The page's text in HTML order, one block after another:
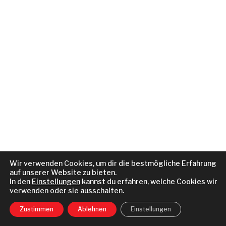
Wir verwenden Cookies, um dir die bestmögliche Erfahrung
auf unserer Website zu bieten.
In den Einstellungen kannst du erfahren, welche Cookies wir
verwenden oder sie ausschalten.
Zustimmen Ablehnen Einstellungen